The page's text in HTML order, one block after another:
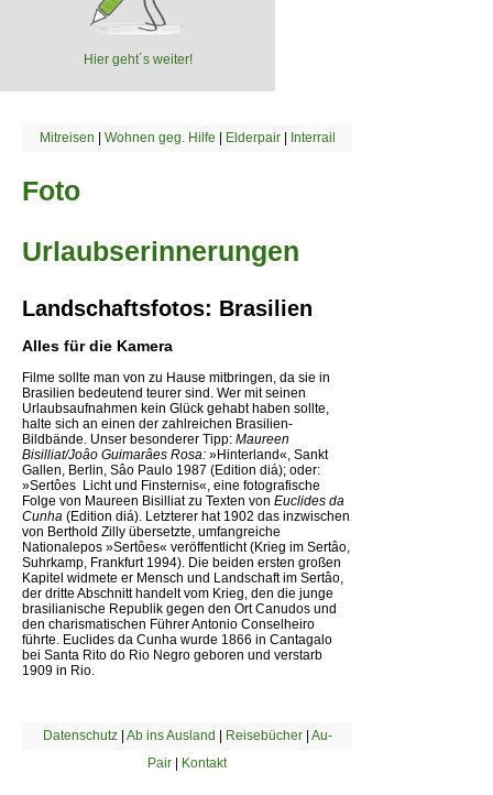
Hier geht´s weiter!
Mitreisen | Wohnen geg. Hilfe | Elderpair| Interrail
Foto
Urlaubserinnerungen
Landschaftsfotos: Brasilien
Alles für die Kamera
Filme sollte man von zu Hause mitbringen, da sie in
Brasilien bedeutend teurer sind. Wer mit seinen
Urlaubsaufnahmen kein Glück gehabt haben sollte,
halte sich an einen der zahlreichen Brasilien-
Bildbände. Unser besonderer Tipp: Maureen
Bisilliat/Joâo Guimarâes Rosa: »Hinterland«, Sankt
Gallen, Berlin, Sâo Paulo 1987 (Edition diá); oder:
»Sertôes  Licht und Finsternis«, eine fotografische
Folge von Maureen Bisilliat zu Texten von Euclides da
Cunha (Edition diá). Letzterer hat 1902 das inzwischen
von Berthold Zilly übersetzte, umfangreiche
Nationalepos »Sertôes« veröffentlicht (Krieg im Sertâo,
Suhrkamp, Frankfurt 1994). Die beiden ersten großen
Kapitel widmete er Mensch und Landschaft im Sertâo,
der dritte Abschnitt handelt vom Krieg, den die junge
brasilianische Republik gegen den Ort Canudos und
den charismatischen Führer Antonio Conselheiro
führte. Euclides da Cunha wurde 1866 in Cantagalo
bei Santa Rito do Rio Negro geboren und verstarb
1909 in Rio.
Datenschutz| Ab ins Ausland | Reisebücher| Au-
Pair | Kontakt